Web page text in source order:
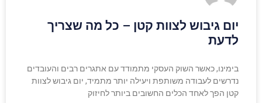
יום גיבוש לצוות קטן – כל מה שצריך
לדעת
בימינו, כאשר השוק העסקי מתמודד עם אתגרים רבים והעובדים
נדרשים לעבודה משותפת ויעילה יותר מתמיד, יום גיבוש לצוות
קטן הפך לאחד הכלים החשובים ביותר לחיזוק